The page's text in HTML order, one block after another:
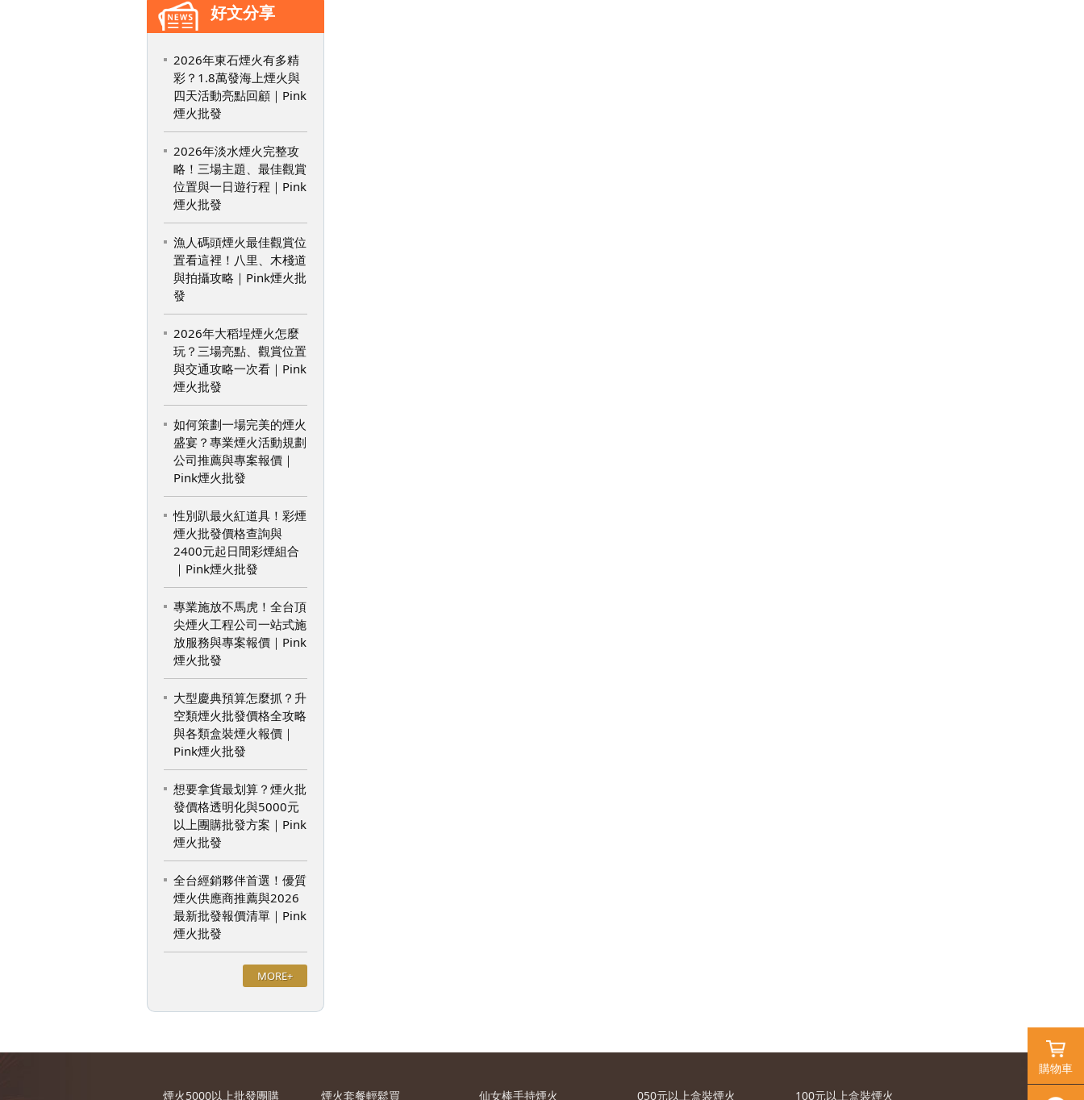
好文分享
2026年東石煙火有多精
彩？1.8萬發海上煙火與
四天活動亮點回顧｜Pink
煙火批發
2026年淡水煙火完整攻
略！三場主題、最佳觀賞
位置與一日遊行程｜Pink
煙火批發
漁人碼頭煙火最佳觀賞位
置看這裡！八里、木棧道
與拍攝攻略｜Pink煙火批
發
2026年大稻埕煙火怎麼
玩？三場亮點、觀賞位置
與交通攻略一次看｜Pink
煙火批發
如何策劃一場完美的煙火
盛宴？專業煙火活動規劃
公司推薦與專案報價｜
Pink煙火批發
性別趴最火紅道具！彩煙
煙火批發價格查詢與
2400元起日間彩煙組合
｜Pink煙火批發
專業施放不馬虎！全台頂
尖煙火工程公司一站式施
放服務與專案報價｜Pink
煙火批發
大型慶典預算怎麼抓？升
空類煙火批發價格全攻略
與各類盒裝煙火報價｜
Pink煙火批發
想要拿貨最划算？煙火批
發價格透明化與5000元
以上團購批發方案｜Pink
煙火批發
全台經銷夥伴首選！優質
煙火供應商推薦與2026
最新批發報價清單｜Pink
煙火批發
MORE+
煙火5000以上批發團購 煙火套餐輕鬆買 仙女棒手持煙火 050元以上盒裝煙火 100元以上盒裝煙火
購物車